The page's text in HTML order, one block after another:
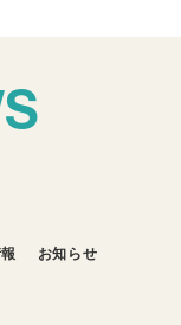
お知らせ